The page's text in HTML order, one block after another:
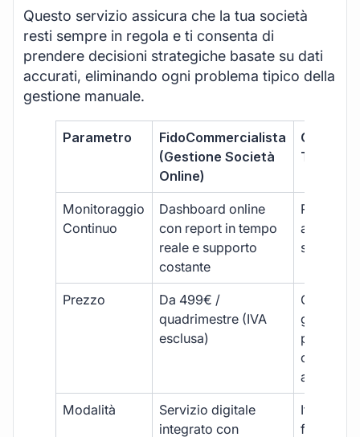
Questo servizio assicura che la tua società
resti sempre in regola e ti consenta di
prendere decisioni strategiche basate su dati
accurati, eliminando ogni problema tipico della
gestione manuale.
Parametro
FidoCommercialista
(Gestione Società
Online)
Monitoraggio
Continuo
Dashboard online
con report in tempo
reale e supporto
costante
Report
sporadici
Prezzo
Da 499€ /
quadrimestre (IVA
esclusa)
Costi
più
ogni
Modalità
Servizio digitale
integrato con
Iter